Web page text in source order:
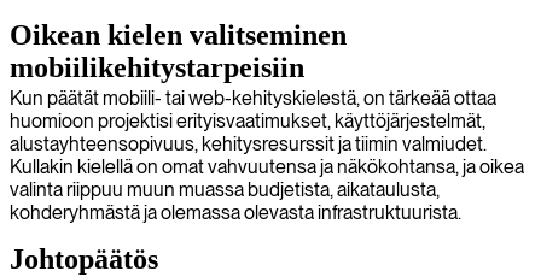
Oikean kielen valitseminen
mobiilikehitystarpeisiin
Kun päätät mobiili- tai web-kehityskielestä, on tärkeää ottaa
huomioon projektisi erityisvaatimukset, käyttöjärjestelmät,
alustayhteensopivuus, kehitysresurssit ja tiimin valmiudet.
Kullakin kielellä on omat vahvuutensa ja näkökohtansa, ja oikea
valinta riippuu muun muassa budjetista, aikataulusta,
kohderyhmästä ja olemassa olevasta infrastruktuurista.
Johtopäätös